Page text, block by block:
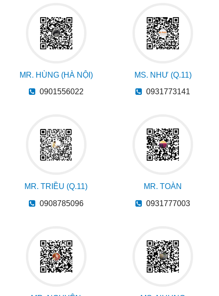
MR. HÙNG (HÀ NỘI)
0901556022
MS. NHƯ (Q.11)
0931773141
MR. TRIỀU (Q.11)
0908785096
MR. TOÀN
0931777003